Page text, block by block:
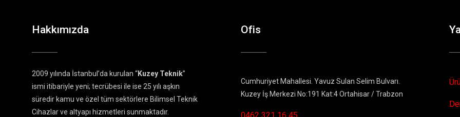
Hakkımızda
2009 yılında İstanbul’da kurulan “Kuzey Teknik”
ismi itibariyle yeni; tecrübesi ile ise 25 yılı aşkın
süredir kamu ve özel tüm sektörlere Bilimsel Teknik
Cihazlar ve altyapı hizmetleri sunmaktadır.
Ofis
Cumhuriyet Mahallesi. Yavuz Sulan Selim Bulvarı.
Kuzey İş Merkezi No:191 Kat:4 Ortahisar / Trabzon